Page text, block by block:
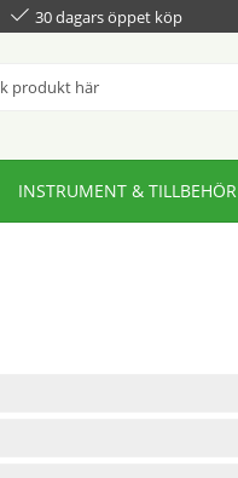
30 dagars öppet köp
INSTRUMENT & TILLBEHÖR